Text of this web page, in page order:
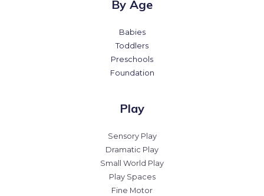
By Age
Babies
Toddlers
Preschools
Foundation
Play
Sensory Play
Dramatic Play
Small World Play
Play Spaces
Fine Motor